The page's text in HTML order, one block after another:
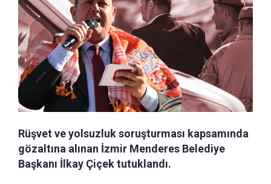
Rüşvet ve yolsuzluk soruşturması kapsamında
gözaltına alınan İzmir Menderes Belediye
Başkanı İlkay Çiçek tutuklandı.